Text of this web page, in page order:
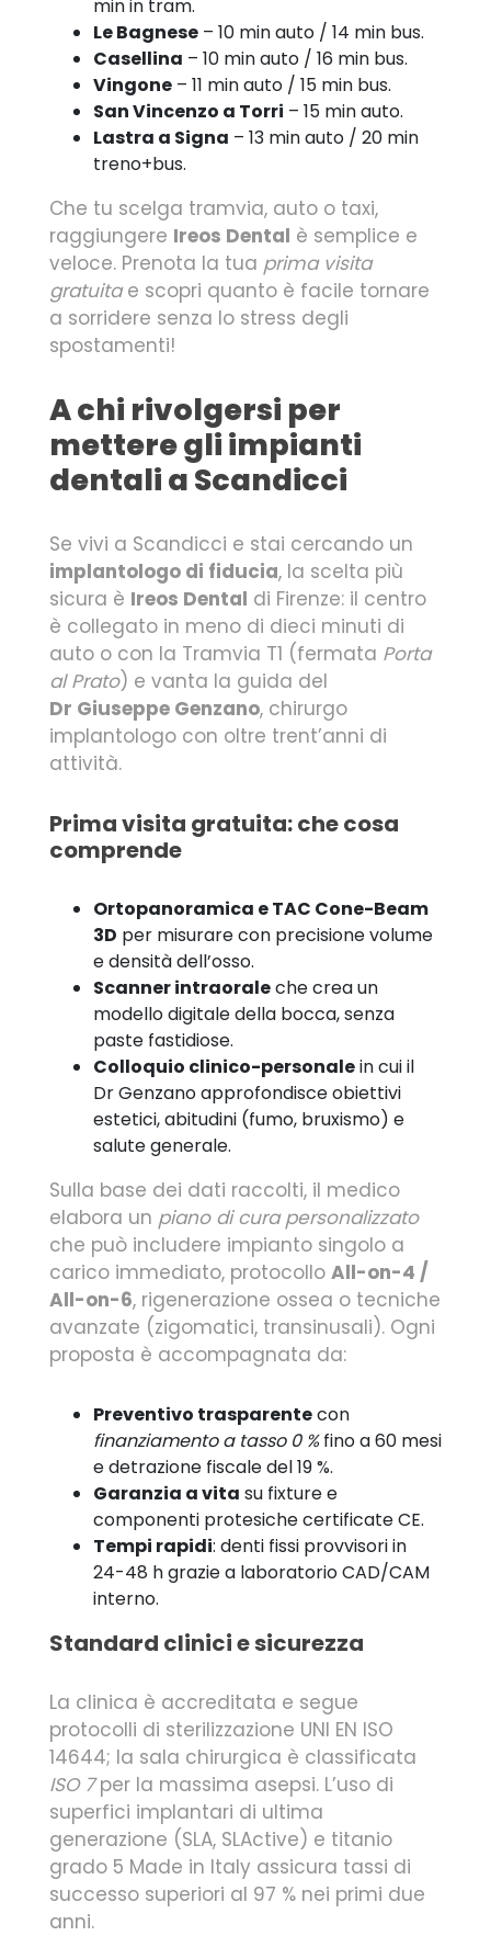
min in tram.
Le Bagnese – 10 min auto / 14 min bus.
Casellina – 10 min auto / 16 min bus.
Vingone – 11 min auto / 15 min bus.
San Vincenzo a Torri – 15 min auto.
Lastra a Signa – 13 min auto / 20 min
treno+bus.
Che tu scelga tramvia, auto o taxi,
raggiungere Ireos Dental è semplice e
veloce. Prenota la tua prima visita
gratuitae scopri quanto è facile tornare
a sorridere senza lo stress degli
spostamenti!
A chi rivolgersi per
mettere gli impianti
dentali a Scandicci
Se vivi a Scandicci e stai cercando un
implantologo di fiducia, la scelta più
sicura è Ireos Dental di Firenze: il centro
è collegato in meno di dieci minuti di
auto o con la Tramvia T1 (fermata Porta
al Prato) e vanta la guida del
Dr Giuseppe Genzano, chirurgo
implantologo con oltre trent’anni di
attività.
Prima visita gratuita: che cosa
comprende
Ortopanoramica e TAC Cone-Beam
3D per misurare con precisione volume
e densità dell’osso.
Scanner intraoraleche crea un
modello digitale della bocca, senza
paste fastidiose.
Colloquio clinico-personalein cui il
Dr Genzano approfondisce obiettivi
estetici, abitudini (fumo, bruxismo) e
salute generale.
Sulla base dei dati raccolti, il medico
elabora un piano di cura personalizzato
che può includere impianto singolo a
carico immediato, protocollo All-on-4 /
All-on-6, rigenerazione ossea o tecniche
avanzate (zigomatici, transinusali). Ogni
proposta è accompagnata da:
Preventivo trasparentecon
finanziamento a tasso 0 %fino a 60 mesi
e detrazione fiscale del 19 %.
Garanzia a vita su fixture e
componenti protesiche certificate CE.
Tempi rapidi: denti fissi provvisori in
24-48 h grazie a laboratorio CAD/CAM
interno.
Standard clinici e sicurezza
La clinica è accreditata e segue
protocolli di sterilizzazione UNI EN ISO
14644; la sala chirurgica è classificata
ISO 7per la massima asepsi. L’uso di
superfici implantari di ultima
generazione (SLA, SLActive) e titanio
grado 5 Made in Italy assicura tassi di
successo superiori al 97 % nei primi due
anni.